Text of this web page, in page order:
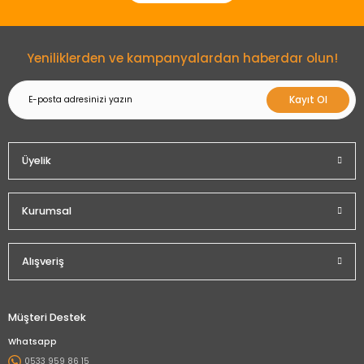
Yeniliklerden ve kampanyalardan haberdar olun!
Kayıt Ol
Üyelik
Kurumsal
Alışveriş
Müşteri Destek
Whatsapp
0533 959 86 15